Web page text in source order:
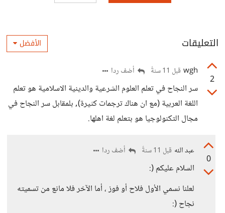
التعليقات الأفضل
2
wgh قبل 11 سنةً أضف ردا
سر النجاح في تعلم العلوم الشرعية والدينية الاسلامية هو تعلم
اللغة العربية (مع ان هناك ترجمات كثيرة), بلمقابل سر النجاح في
مجال التكنولوجيا هو بتعلم لغة اهلها.
0
عبد الله قبل 11 سنةً أضف ردا
السلام عليكم (:
لعلنا نسمي الأول فلاح أو فوز ، أما الآخر فلا مانع من تسميته
نجاح (: